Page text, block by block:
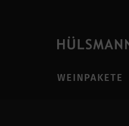
WEINPAKETE